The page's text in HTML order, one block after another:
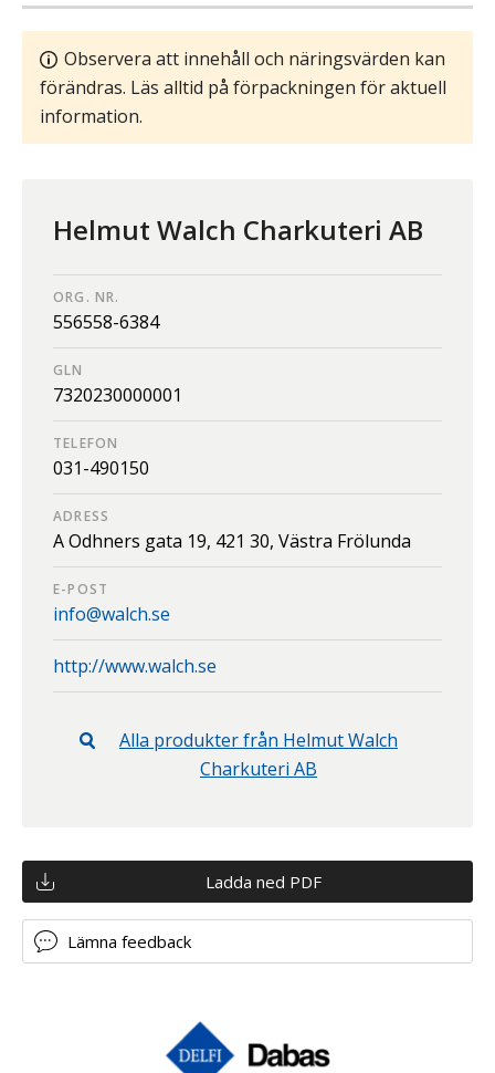
Observera att innehåll och näringsvärden kan
förändras. Läs alltid på förpackningen för aktuell
information.
Helmut Walch Charkuteri AB
ORG. NR.
556558-6384
GLN
7320230000001
TELEFON
031-490150
ADRESS
A Odhners gata 19, 421 30, Västra Frölunda
E-POST
info@walch.se
http://www.walch.se
Alla produkter från Helmut Walch
Charkuteri AB
Ladda ned PDF
Lämna feedback